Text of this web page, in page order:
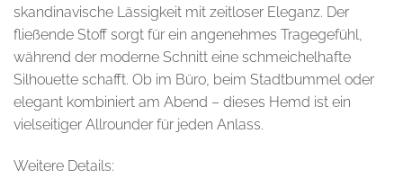
skandinavische Lässigkeit mit zeitloser Eleganz. Der
fließende Stoff sorgt für ein angenehmes Tragegefühl,
während der moderne Schnitt eine schmeichelhafte
Silhouette schafft. Ob im Büro, beim Stadtbummel oder
elegant kombiniert am Abend – dieses Hemd ist ein
vielseitiger Allrounder für jeden Anlass.
Weitere Details: